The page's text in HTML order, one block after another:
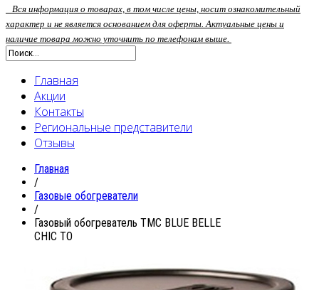
Вся информация о товарах, в том числе цены, носит ознакомительный
характер и не является основанием для оферты. Актуальные цены и
наличие товара можно уточнить по телефонам выше.
Главная
Акции
Контакты
Региональные представители
Отзывы
Главная
/
Газовые обогреватели
/
Газовый обогреватель ТМС BLUE BELLE
CHIC TO